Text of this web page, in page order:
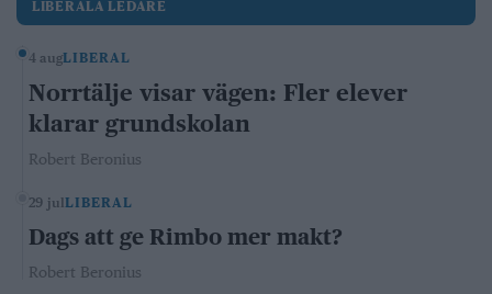
LIBERALA LEDARE
4 augLIBERAL
Norrtälje visar vägen: Fler elever
klarar grundskolan
Robert Beronius
29 julLIBERAL
Dags att ge Rimbo mer makt?
Robert Beronius